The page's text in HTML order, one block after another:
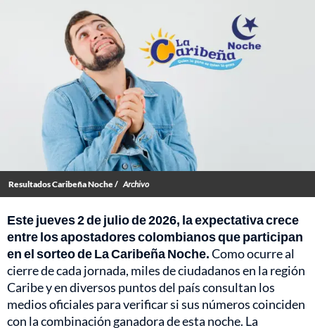
Resultados Caribeña Noche / Archivo
Este jueves 2 de julio de 2026, la expectativa crece
entre los apostadores colombianos que participan
en el sorteo de La Caribeña Noche.Como ocurre al
cierre de cada jornada, miles de ciudadanos en la región
Caribe y en diversos puntos del país consultan los
medios oficiales para verificar si sus números coinciden
con la combinación ganadora de esta noche. La